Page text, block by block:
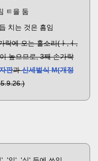
ㅌ을 둠
치는 것은 흠임
락에 오는 홀소리(ㅏ,ㅓ,
높으므로, 3째 손가락
판과신세벌식 M(개정